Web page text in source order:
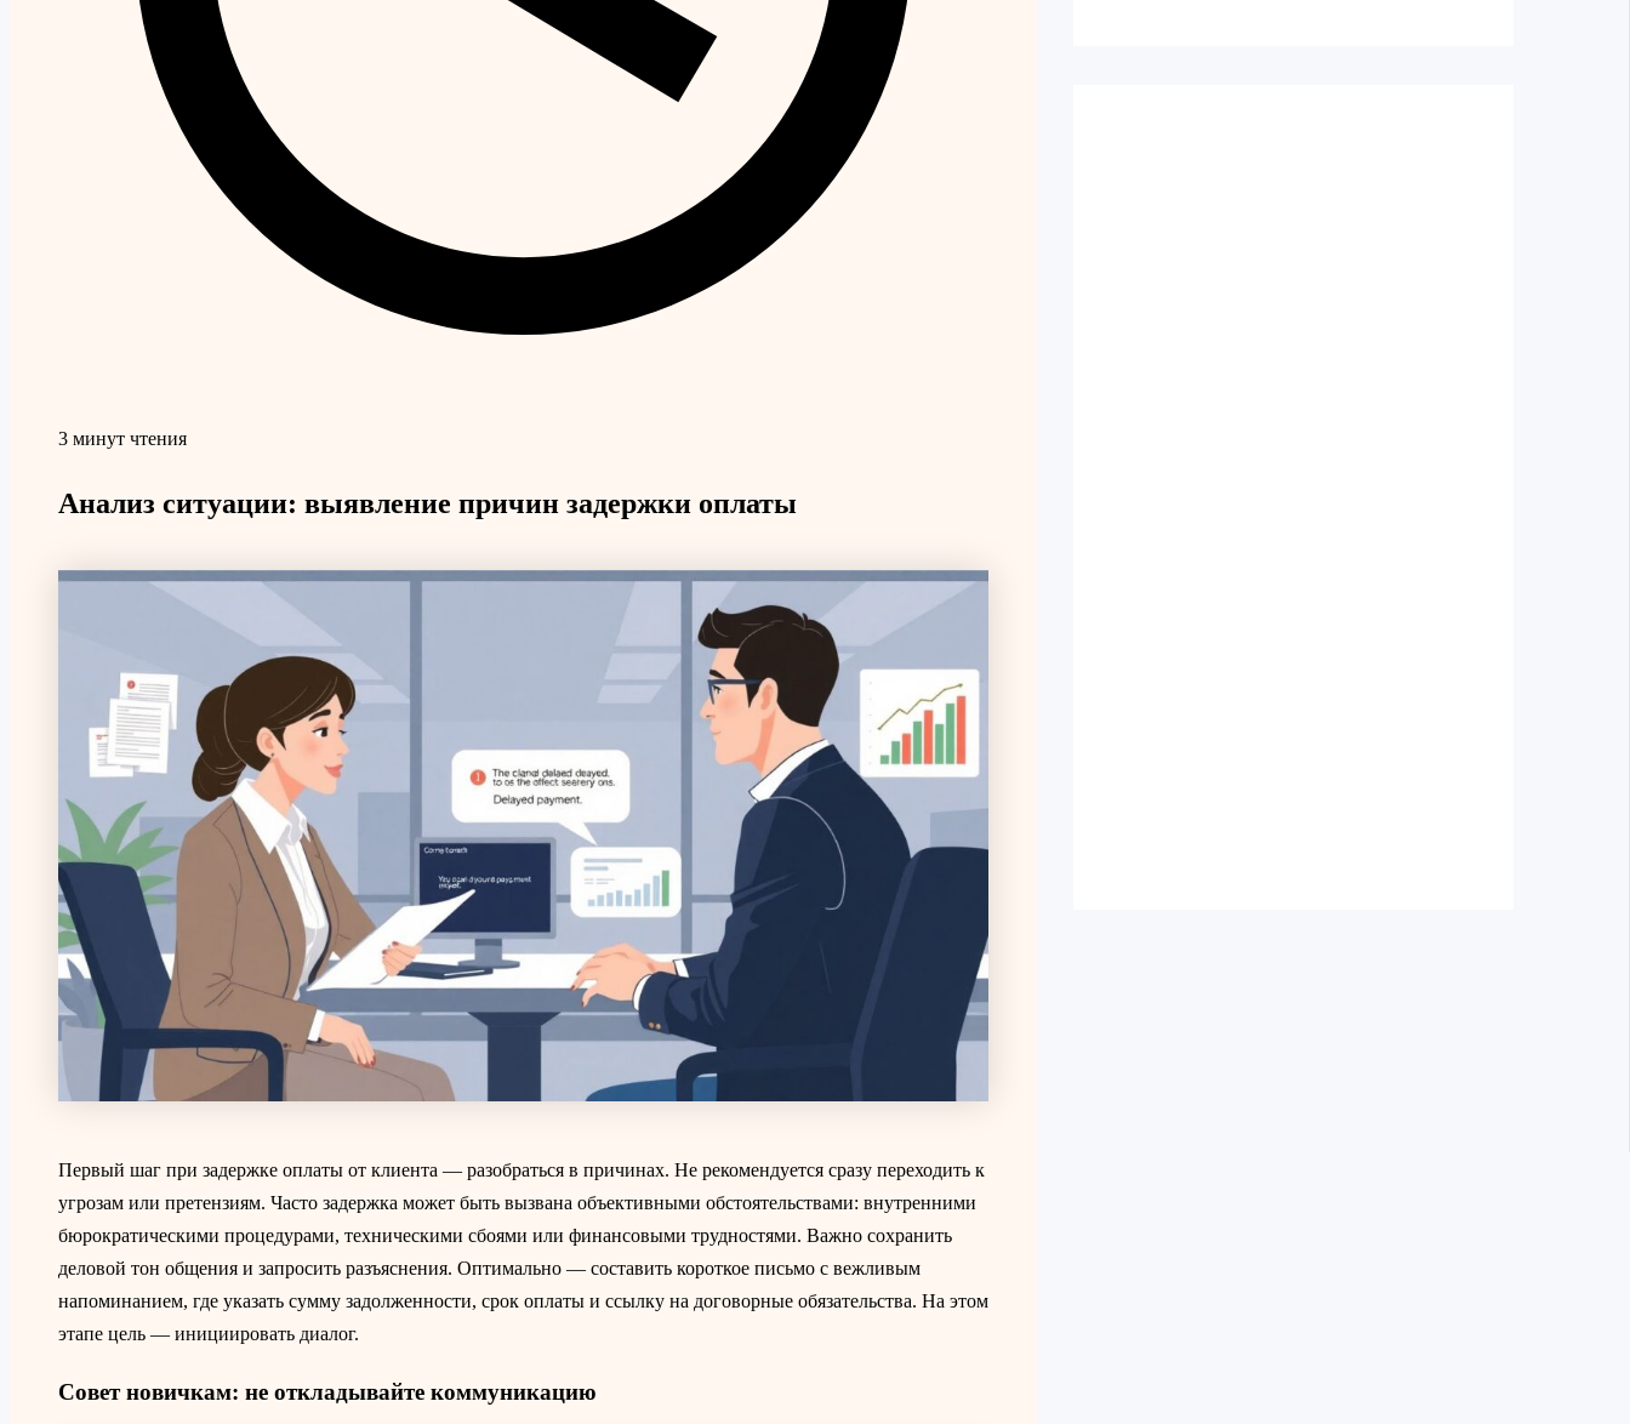
3 минут чтения
Анализ ситуации: выявление причин задержки оплаты
Первый шаг при задержке оплаты от клиента — разобраться в причинах. Не рекомендуется сразу переходить к
угрозам или претензиям. Часто задержка может быть вызвана объективными обстоятельствами: внутренними
бюрократическими процедурами, техническими сбоями или финансовыми трудностями. Важно сохранить
деловой тон общения и запросить разъяснения. Оптимально — составить короткое письмо с вежливым
напоминанием, где указать сумму задолженности, срок оплаты и ссылку на договорные обязательства. На этом
этапе цель — инициировать диалог.
Совет новичкам: не откладывайте коммуникацию